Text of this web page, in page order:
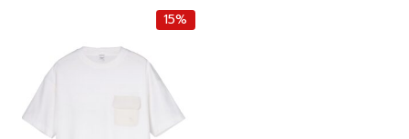
15%